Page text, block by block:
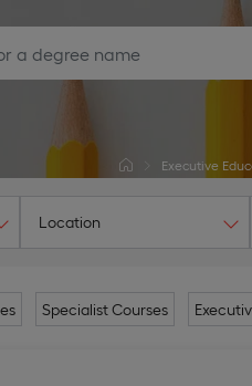
Executive
Location
Specialist Courses